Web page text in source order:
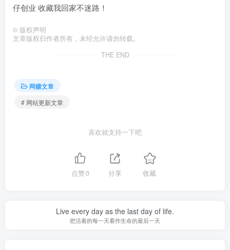
仔创业 收藏我回家不迷路！
© 版权声明
文章版权归作者所有，未经允许请勿转载。
THE END
网赚文章
# 网站更新文章
喜欢就支持一下吧
点赞0 分享 收藏
Live every day as the last day of life.
把活着的每一天看作生命的最后一天